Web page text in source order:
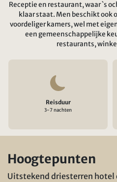
Receptie en restaurant, waar `s
klaar staat. Men beschikt ook
voordeliger kamers, wel met
een gemeenschappelijke
restaurants,
Reisduur
3-7 nachten
Hoogtepunten
Uitstekend driesterren hotel